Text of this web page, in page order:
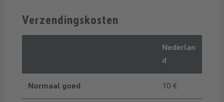
Verzendingskosten
Nederlan
d
Normaal goed 10 €